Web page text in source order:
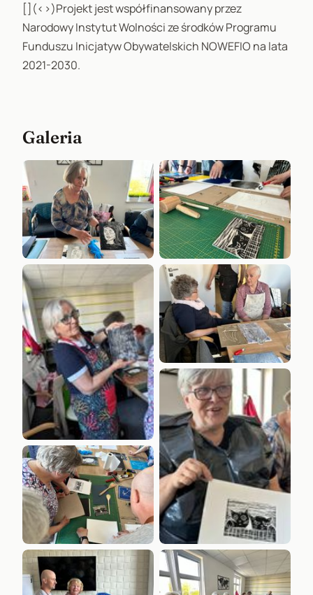
[](<>)Projekt jest współfinansowany przez
Narodowy Instytut Wolności ze środków Programu
Funduszu Inicjatyw Obywatelskich NOWEFIO na lata
2021-2030.
Galeria